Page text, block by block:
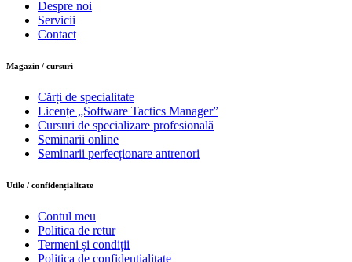
Despre noi
Servicii
Contact
Magazin / cursuri
Cărți de specialitate
Licențe „Software Tactics Manager”
Cursuri de specializare profesională
Seminarii online
Seminarii perfecționare antrenori
Utile / confidențialitate
Contul meu
Politica de retur
Termeni și condiții
Politica de confidențialitate